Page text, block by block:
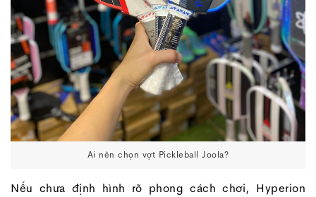
Ai nên chọn vợt Pickleball Joola?
Nếu chưa định hình rõ phong cách chơi, Hyperion